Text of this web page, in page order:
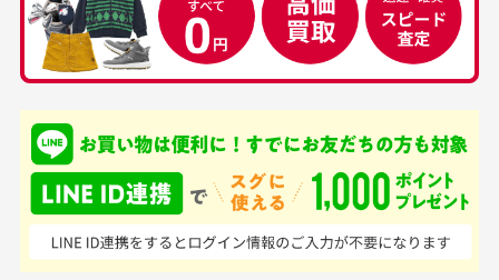
中古ゴルフウェアの
品揃えがすごい
て、ここまでゴルフブラ
ンドの取り扱いがあるの
はすごい。 毎日たくさ
んの商品がアップされて
いるので新作チェックす
安心して中古ウェア
を買えるお店です
品ですが綺麗に梱包され
ており商品を大切にして
いる感が伝わってきまし
た 「フロント部分に汚
れあり」と記載ありまし
生じている場合がございます。
銀行振込（前払い）
入金確認後商品発送となります。
※土曜、日曜、祝日は入金確認及び発送業務は致しておりま
せん。
尚、お振込み手数料はお客様ご負担となります。入金確認後
商品発送となります。
ご注文頂いてから7日以内をお振込み期限とさせ
申し込まれた商品と届いた商品が異なっている場合
商品説明に記載されていない汚れやダメージがある商品
の場合